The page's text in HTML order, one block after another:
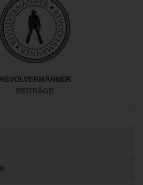
REVOLVERMÄNNER
BEITRÄGE